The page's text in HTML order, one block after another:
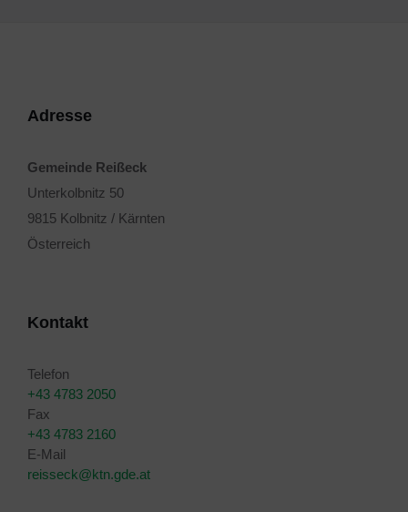
Adresse
Gemeinde Reißeck
Unterkolbnitz 50
9815 Kolbnitz / Kärnten
Österreich
Kontakt
Telefon
+43 4783 2050
Fax
+43 4783 2160
E-Mail
reisseck@ktn.gde.at